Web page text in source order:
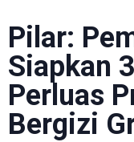
Pilar:
Siapkan
Perluas
Bergizi